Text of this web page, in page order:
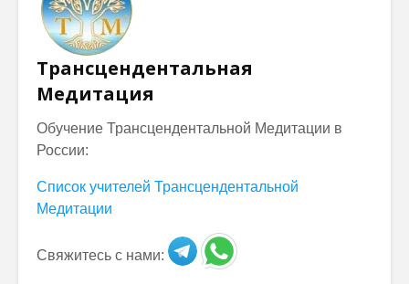
Трансцендентальная
Медитация
Обучение Трансцендентальной Медитации в
России:
Список учителей Трансцендентальной
Медитации
Свяжитесь с нами: